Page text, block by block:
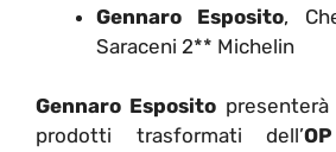
Gennaro Esposito,
Saraceni 2** Michelin
Gennaro Esposito
prodotti trasformati dell’